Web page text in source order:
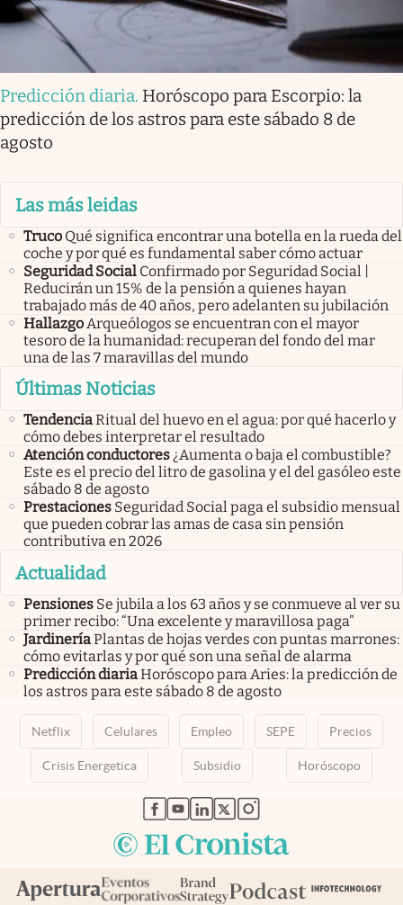
Predicción diaria. Horóscopo para Escorpio: la
predicción de los astros para este sábado 8 de
agosto
Las más leidas
Truco Qué significa encontrar una botella en la rueda del
coche y por qué es fundamental saber cómo actuar
Seguridad Social Confirmado por Seguridad Social |
Reducirán un 15% de la pensión a quienes hayan
trabajado más de 40 años, pero adelanten su jubilación
HallazgoArqueólogos se encuentran con el mayor
tesoro de la humanidad: recuperan del fondo del mar
una de las 7 maravillas del mundo
Últimas Noticias
TendenciaRitual del huevo en el agua: por qué hacerlo y
cómo debes interpretar el resultado
Atención conductores¿Aumenta o baja el combustible?
Este es el precio del litro de gasolina y el del gasóleo este
sábado 8 de agosto
Prestaciones Seguridad Social paga el subsidio mensual
que pueden cobrar las amas de casa sin pensión
contributiva en 2026
Actualidad
Pensiones Se jubila a los 63 años y se conmueve al ver su
primer recibo: “Una excelente y maravillosa paga”
JardineríaPlantas de hojas verdes con puntas marrones:
cómo evitarlas y por qué son una señal de alarma
Predicción diariaHoróscopo para Aries: la predicción de
los astros para este sábado 8 de agosto
Netflix Celulares Empleo SEPE Precios
Crisis Energetica Subsidio Horóscopo
abre en nueva pestaña
abre en nueva pestaña
abre en nueva pestaña
abre en nueva pestaña
abre en nueva pestaña